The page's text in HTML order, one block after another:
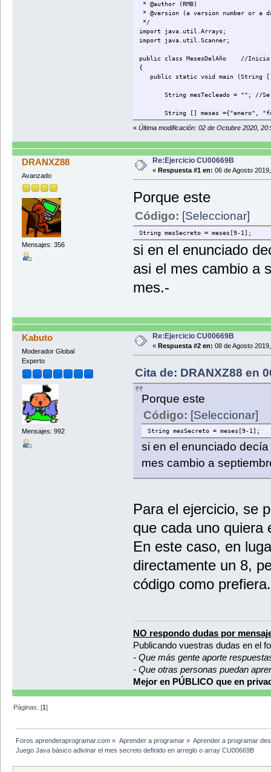
* @author (RMB)
* @version (a version number or a
*/
import java.util.Arrays;
import java.util.Scanner;
public class MesesDelAño //Inicio
{
public static void main (String
String mesTecleado = ""; //Se
String [] meses ={"enero",
String mesSecreto = meses[9-1];
System.out.println("Adivine el
System.out.println("Introduzca el
while (mesSecreto == meses[9-
mesTecleado =
if
System.out.println("Usted ha
break; //Se rompe
}else { //En caso
} //Cierre del
}//Cierre del main
« Última modificación: 02 de Octubre 2020,
DRANXZ88
Avanzado
Mensajes: 356
Re:Ejercicio CU00669B
« Respuesta #1 en: 06 de Agosto
Porque este
Código: [Seleccionar]
String mesSecreto = meses[9-1];
si en el enunciado
asi el mes cambio a
mes.-
Kabuto
Moderador Global
Experto
Mensajes: 992
Re:Ejercicio CU00669B
« Respuesta #2 en: 08 de Agosto
Cita de: DRANXZ88 en
Porque este
Código: [Seleccionar]
String mesSecreto = meses[9-1];
si en el enunciado
mes cambio a
Para el ejercicio, se
que cada uno quiera
En este caso, en
directamente un 8,
código como prefiera.
NO respondo dudas por
Publicando vuestras dudas en el
- Que más gente aporte
- Que otras personas puedan
Mejor en PÚBLICO que en
Páginas: [1]
Foros aprenderaprogramar.com » Aprender a programar» Aprender a programar
Juego Java básico adivinar el mes secreto definido en arreglo o array CU00669B